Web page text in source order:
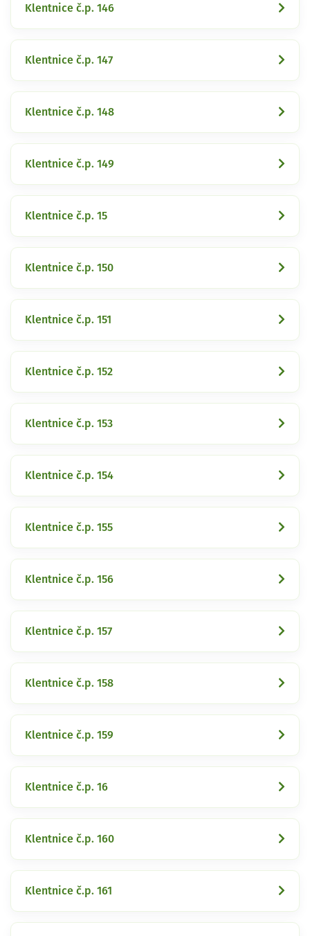
Klentnice č.p. 146
Klentnice č.p. 147
Klentnice č.p. 148
Klentnice č.p. 149
Klentnice č.p. 15
Klentnice č.p. 150
Klentnice č.p. 151
Klentnice č.p. 152
Klentnice č.p. 153
Klentnice č.p. 154
Klentnice č.p. 155
Klentnice č.p. 156
Klentnice č.p. 157
Klentnice č.p. 158
Klentnice č.p. 159
Klentnice č.p. 16
Klentnice č.p. 160
Klentnice č.p. 161